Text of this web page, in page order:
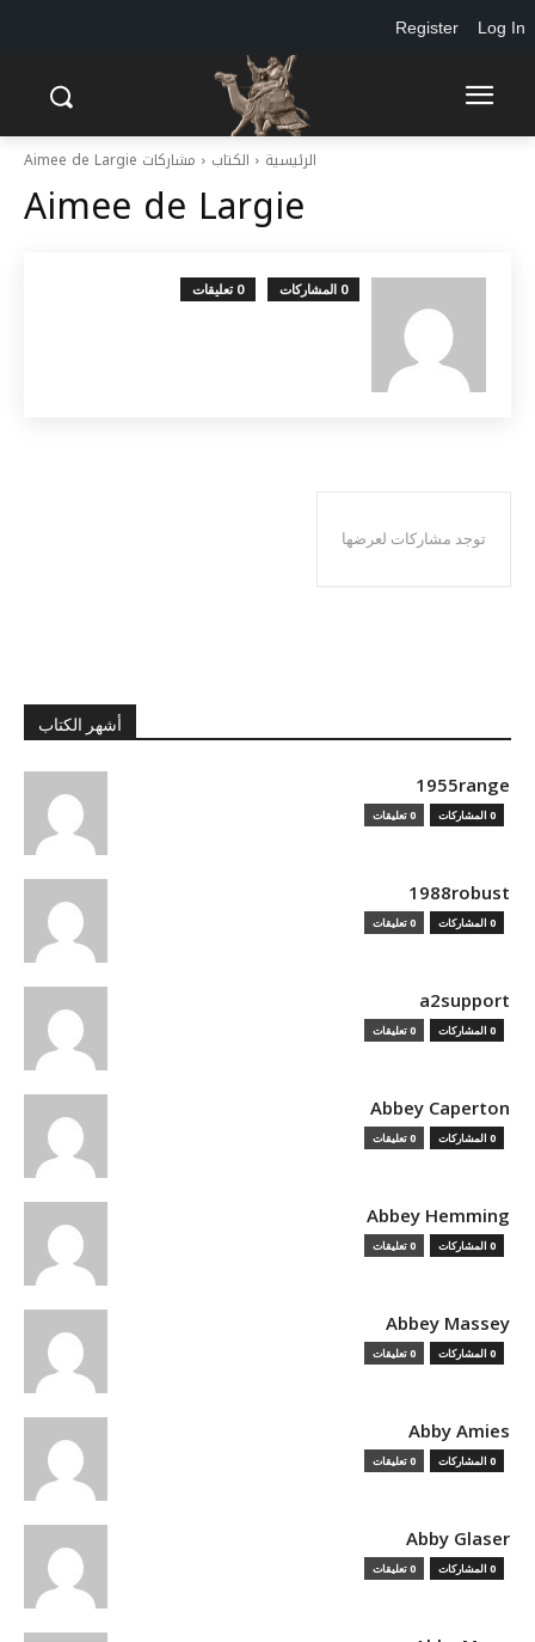
الرئيسية الكتاب مشاركات Aimee de Largie
Aimee de Largie
0 المشاركات 0 تعليقات
توجد مشاركات لعرضها
أشهر الكتاب
1955range
0 المشاركات 0 تعليقات
1988robust
0 المشاركات 0 تعليقات
a2support
0 المشاركات 0 تعليقات
Abbey Caperton
0 المشاركات 0 تعليقات
Abbey Hemming
0 المشاركات 0 تعليقات
Abbey Massey
0 المشاركات 0 تعليقات
Abby Amies
0 المشاركات 0 تعليقات
Abby Glaser
0 المشاركات 0 تعليقات
Log In
Register